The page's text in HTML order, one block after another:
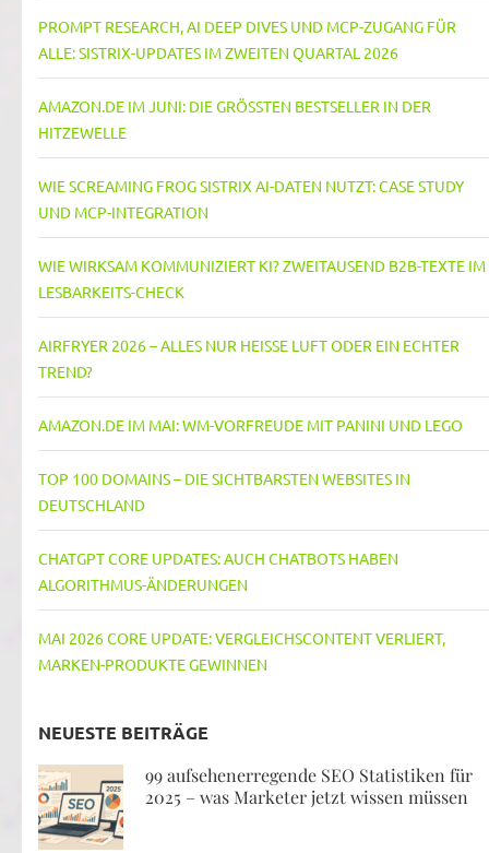
PROMPT RESEARCH, AI DEEP DIVES UND MCP-ZUGANG FÜR
ALLE: SISTRIX-UPDATES IM ZWEITEN QUARTAL 2026
AMAZON.DE IM JUNI: DIE GRÖSSTEN BESTSELLER IN DER H
ITZEWELLE
WIE SCREAMING FROG SISTRIX AI-DATEN NUTZT: CASE STUDY
UND MCP-INTEGRATION
WIE WIRKSAM KOMMUNIZIERT KI? ZWEITAUSEND B2B-TEXTE IM
LESBARKEITS-CHECK
AIRFRYER 2026 – ALLES NUR HEISSE LUFT ODER EIN ECHTER T
REND?
AMAZON.DE IM MAI: WM-VORFREUDE MIT PANINI UND LEGO
TOP 100 DOMAINS – DIE SICHTBARSTEN WEBSITES IN
DEUTSCHLAND
CHATGPT CORE UPDATES: AUCH CHATBOTS HABEN
ALGORITHMUS-ÄNDERUNGEN
MAI 2026 CORE UPDATE: VERGLEICHSCONTENT VERLIERT,
MARKEN-PRODUKTE GEWINNEN
NEUESTE BEITRÄGE
99 aufsehenerregende SEO Statistiken für
2025 – was Marketer jetzt wissen müssen